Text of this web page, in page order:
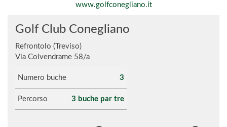
www.golfconegliano.it
Golf Club Conegliano
Refrontolo (Treviso)
Via Colvendrame 58/a
Numero buche 3
Percorso 3 buche par tre